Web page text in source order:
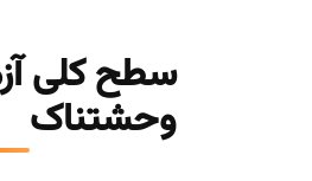
وحشتناک